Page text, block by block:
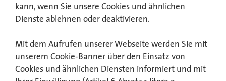
kann, wenn Sie unsere Cookies und ähnlichen
Dienste ablehnen oder deaktivieren.
Mit dem Aufrufen unserer Webseite werden Sie mit
unserem Cookie-Banner über den Einsatz von
Cookies und ähnlichen Diensten informiert und mit